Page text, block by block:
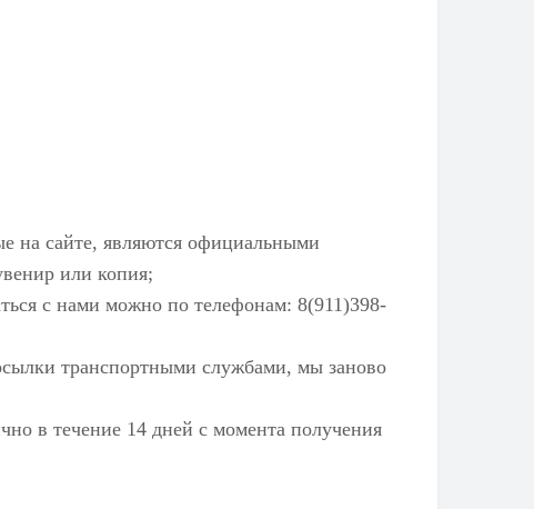
на сайте, являются официальными
или копия;
с нами можно по телефонам: 8(911)398-
транспортными службами, мы заново
в течение 14 дней с момента получения